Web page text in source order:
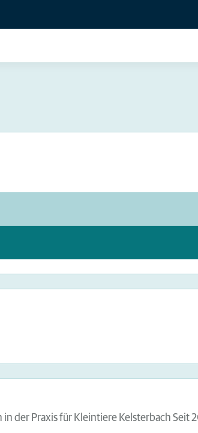
der Praxis für Kleintiere Kelsterbach Seit